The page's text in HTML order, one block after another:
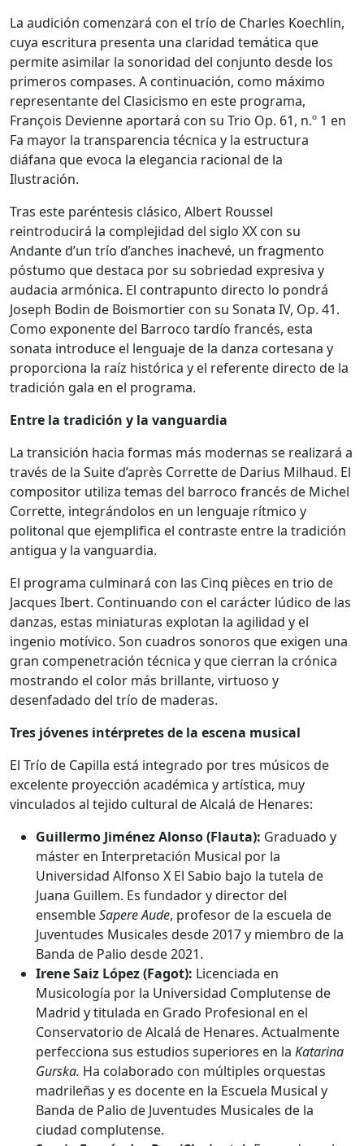
La audición comenzará con el trío de Charles Koechlin,
cuya escritura presenta una claridad temática que
permite asimilar la sonoridad del conjunto desde los
primeros compases. A continuación, como máximo
representante del Clasicismo en este programa,
François Devienne aportará con su Trio Op. 61, n.º 1 en
Fa mayor la transparencia técnica y la estructura
diáfana que evoca la elegancia racional de la
Ilustración.
Tras este paréntesis clásico, Albert Roussel
reintroducirá la complejidad del siglo XX con su
Andante d’un trío d’anches inachevé, un fragmento
póstumo que destaca por su sobriedad expresiva y
audacia armónica. El contrapunto directo lo pondrá
Joseph Bodin de Boismortier con su Sonata IV, Op. 41.
Como exponente del Barroco tardío francés, esta
sonata introduce el lenguaje de la danza cortesana y
proporciona la raíz histórica y el referente directo de la
tradición gala en el programa.
Entre la tradición y la vanguardia
La transición hacia formas más modernas se realizará a
través de la Suite d’après Corrette de Darius Milhaud. El
compositor utiliza temas del barroco francés de Michel
Corrette, integrándolos en un lenguaje rítmico y
politonal que ejemplifica el contraste entre la tradición
antigua y la vanguardia.
El programa culminará con las Cinq pièces en trio de
Jacques Ibert. Continuando con el carácter lúdico de las
danzas, estas miniaturas explotan la agilidad y el
ingenio motívico. Son cuadros sonoros que exigen una
gran compenetración técnica y que cierran la crónica
mostrando el color más brillante, virtuoso y
desenfadado del trío de maderas.
Tres jóvenes intérpretes de la escena musical
El Trío de Capilla está integrado por tres músicos de
excelente proyección académica y artística, muy
vinculados al tejido cultural de Alcalá de Henares:
Guillermo Jiménez Alonso (Flauta): Graduado y
máster en Interpretación Musical por la
Universidad Alfonso X El Sabio bajo la tutela de
Juana Guillem. Es fundador y director del
ensembleSapere Aude, profesor de la escuela de
Juventudes Musicales desde 2017 y miembro de la
Banda de Palio desde 2021.
Irene Saiz López (Fagot): Licenciada en
Musicología por la Universidad Complutense de
Madrid y titulada en Grado Profesional en el
Conservatorio de Alcalá de Henares. Actualmente
perfecciona sus estudios superiores en la Katarina
Gurska. Ha colaborado con múltiples orquestas
madrileñas y es docente en la Escuela Musical y
Banda de Palio de Juventudes Musicales de la
ciudad complutense.